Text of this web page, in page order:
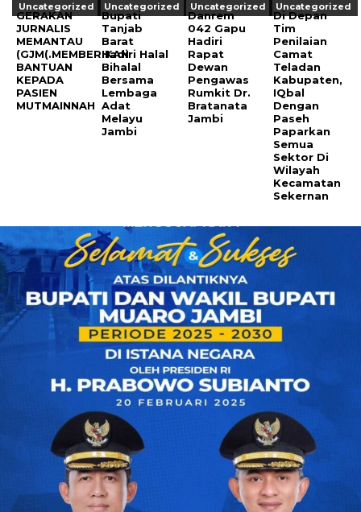
Uncategorized
GERAKAN
JURNALIS
MEMANTAU
(GJM(.MEMBERIKAN
BANTUAN
KEPADA
PASIEN
MUTMAINNAH
Uncategorized
Bupati
Tanjab
Barat
Hadiri Halal
Bihalal
Bersama
Lembaga
Adat
Melayu
Jambi
Uncategorized
Danrem
042 Gapu
Hadiri
Rapat
Dewan
Pengawas
Rumkit Dr.
Bratanata
Jambi
Uncategorized
Di Depan
Tim
Penilaian
Camat
Teladan
Kabupaten,
IQbal
Dengan
Paseh
Paparkan
Semua
Sektor Di
Wilayah
Kecamatan
Sekernan